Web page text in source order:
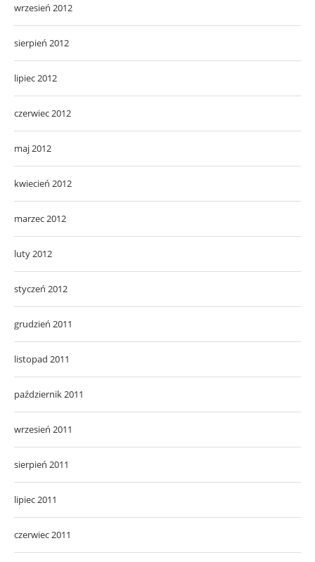
wrzesień 2012
sierpień 2012
lipiec 2012
czerwiec 2012
maj 2012
kwiecień 2012
marzec 2012
luty 2012
styczeń 2012
grudzień 2011
listopad 2011
październik 2011
wrzesień 2011
sierpień 2011
lipiec 2011
czerwiec 2011